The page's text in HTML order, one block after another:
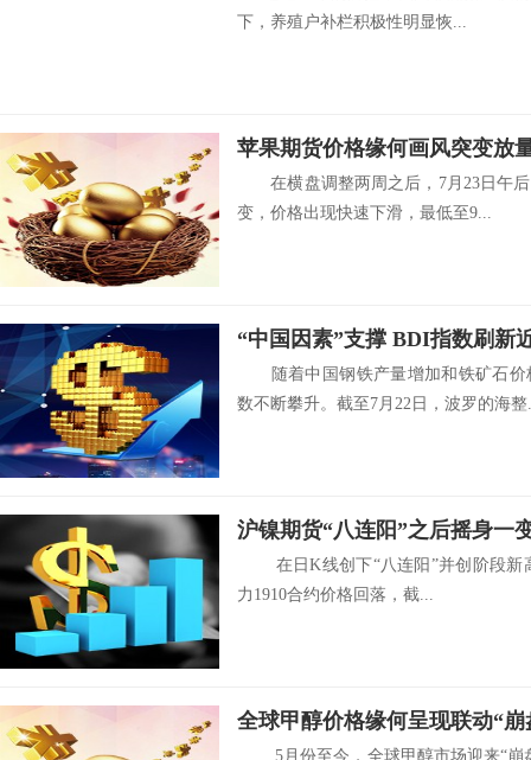
下，养殖户补栏积极性明显恢...
苹果期货价格缘何画风突变放
在横盘调整两周之后，7月23日午后
变，价格出现快速下滑，最低至9...
“中国因素”支撑 BDI指数刷新
随着中国钢铁产量增加和铁矿石价
数不断攀升。截至7月22日，波罗的海整
沪镍期货“八连阳”之后摇身一
在日K线创下“八连阳”并创阶段新
力1910合约价格回落，截...
全球甲醇价格缘何呈现联动“崩
5月份至今，全球甲醇市场迎来“崩